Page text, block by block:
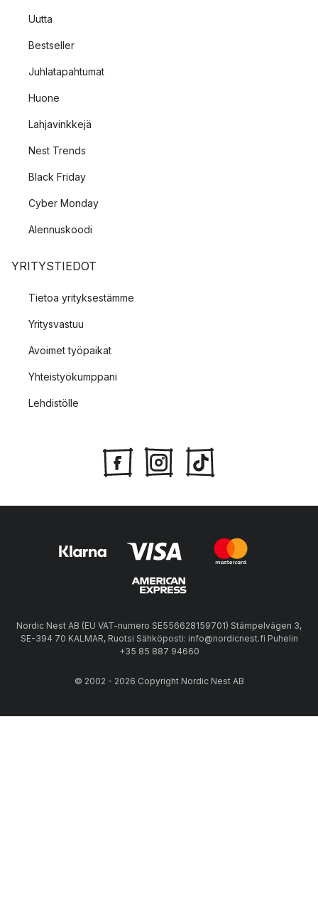
Uutta
Bestseller
Juhlatapahtumat
Huone
Lahjavinkkejä
Nest Trends
Black Friday
Cyber Monday
Alennuskoodi
YRITYSTIEDOT
Tietoa yrityksestämme
Yritysvastuu
Avoimet työpaikat
Yhteistyökumppani
Lehdistölle
Nordic Nest AB (EU VAT-numero SE556628159701) Stämpelvägen 3,
SE-394 70 KALMAR, Ruotsi Sähköposti: info@nordicnest.fi Puhelin
+35 85 887 94660
© 2002 - 2026 Copyright Nordic Nest AB